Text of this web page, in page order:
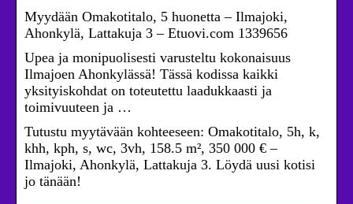
Myydään Omakotitalo, 5 huonetta – Ilmajoki,
Ahonkylä, Lattakuja 3 – Etuovi.com 1339656
Upea ja monipuolisesti varusteltu kokonaisuus
Ilmajoen Ahonkylässä! Tässä kodissa kaikki
yksityiskohdat on toteutettu laadukkaasti ja
toimivuuteen ja …
Tutustu myytävään kohteeseen: Omakotitalo, 5h, k,
khh, kph, s, wc, 3vh, 158.5 m², 350 000 € –
Ilmajoki, Ahonkylä, Lattakuja 3. Löydä uusi kotisi
jo tänään!